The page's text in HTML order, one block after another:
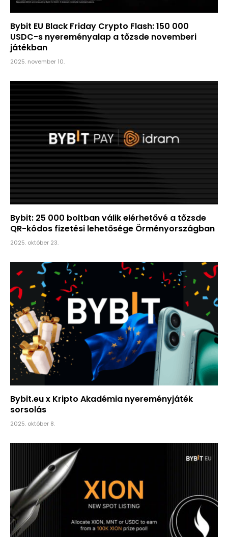
Bybit EU Black Friday Crypto Flash: 150 000
USDC-s nyereményalap a tőzsde novemberi
játékban
2025. november 10.
Bybit: 25 000 boltban válik elérhetővé a tőzsde
QR-kódos fizetési lehetősége Örményországban
2025. október 23.
Bybit.eu x Kripto Akadémia nyereményjáték
sorsolás
2025. október 8.